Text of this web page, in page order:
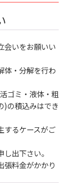
会いをお願いい
体・分解を行わ
ゴミ・液体・粗
)の積込みはでき
するケースがご
出下さい。
張料金がかかり